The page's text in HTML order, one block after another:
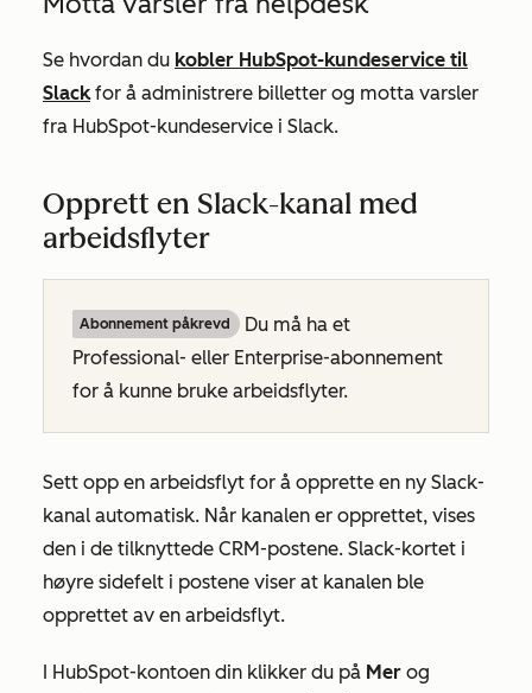
Se hvordan du kobler HubSpot-kundeservice til
Slackfor å administrere billetter og motta varsler
fra HubSpot-kundeservice i Slack.
Opprett en Slack-kanal med
arbeidsflyter
Abonnement påkrevd
Du må ha et
Professional- eller Enterprise-abonnement
for å kunne bruke arbeidsflyter.
Sett opp en arbeidsflyt for å opprette en ny Slack-
kanal automatisk. Når kanalen er opprettet, vises
den i de tilknyttede CRM-postene. Slack-kortet i
høyre sidefelt i postene viser at kanalen ble
opprettet av en arbeidsflyt.
I HubSpot-kontoen din klikker du på Mer og